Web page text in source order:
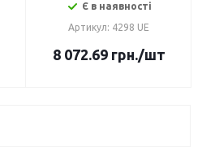
Є в наявності
Артикул: 4298 UE
8 072.69грн./шт